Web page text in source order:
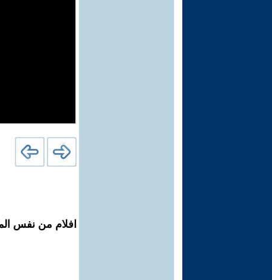
افلام من نفس